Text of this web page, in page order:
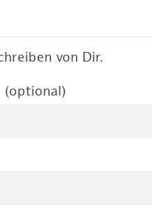
von Dir.
(optional)